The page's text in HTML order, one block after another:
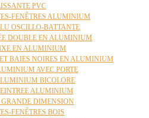
PVC
FENÊTRES ALUMINIUM
OSCILLO-BATTANTE
DOUBLE EN ALUMINIUM
EN ALUMINIUM
BAIES NOIRES EN ALUMINIUM
AVEC PORTE
BICOLORE
ALUMINIUM
DIMENSION
FENÊTRES BOIS